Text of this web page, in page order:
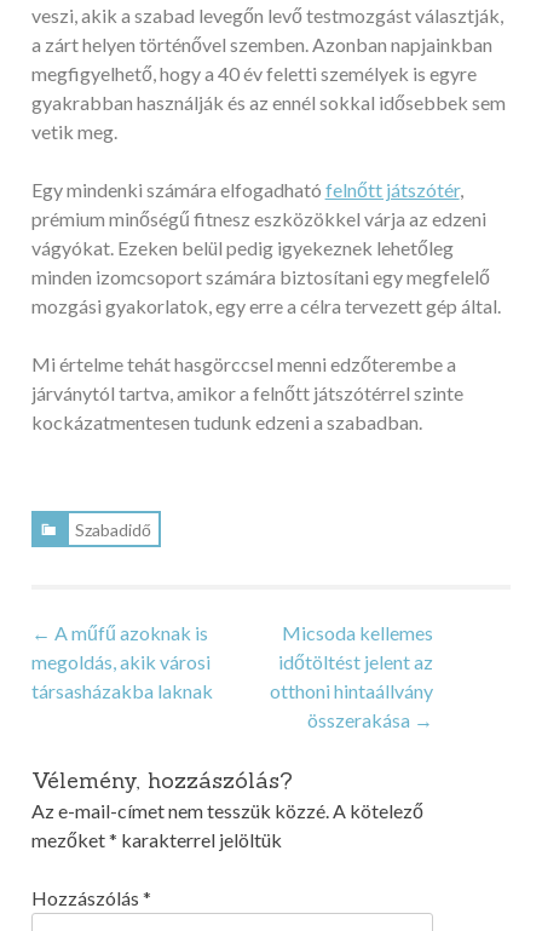
veszi, akik a szabad levegőn levő testmozgást választják,
a zárt helyen történővel szemben. Azonban napjainkban
megfigyelhető, hogy a 40 év feletti személyek is egyre
gyakrabban használják és az ennél sokkal idősebbek sem
vetik meg.
Egy mindenki számára elfogadható felnőtt játszótér,
prémium minőségű fitnesz eszközökkel várja az edzeni
vágyókat. Ezeken belül pedig igyekeznek lehetőleg
minden izomcsoport számára biztosítani egy megfelelő
mozgási gyakorlatok, egy erre a célra tervezett gép által.
Mi értelme tehát hasgörccsel menni edzőterembe a
járványtól tartva, amikor a felnőtt játszótérrel szinte
kockázatmentesen tudunk edzeni a szabadban.
Szabadidő
Post
navigation
← A műfű azoknak is
megoldás, akik városi
társasházakba laknak
Micsoda kellemes
időtöltést jelent az
otthoni hintaállvány
összerakása →
Vélemény, hozzászólás?
Az e-mail-címet nem tesszük közzé.A kötelező
mezőket* karakterrel jelöltük
Hozzászólás *